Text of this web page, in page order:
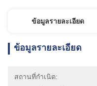
ข้อมูลรายละเอียด
ข้อมูลรายละเอียด
สถานที่กำเนิด: